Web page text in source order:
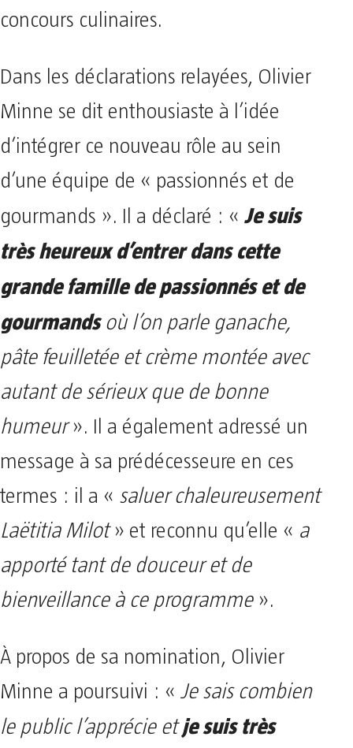
concours culinaires.
Dans les déclarations relayées, Olivier
Minne se dit enthousiaste à l’idée
d’intégrer ce nouveau rôle au sein
d’une équipe de « passionnés et de
gourmands ». Il a déclaré : « Je suis
très heureux d’entrer dans cette
grande famille de passionnés et de
gourmandsoù l’on parle ganache,
pâte feuilletée et crème montée avec
autant de sérieux que de bonne
humeur». Il a également adressé un
message à sa prédécesseure en ces
termes : il a « saluer chaleureusement
Laëtitia Milot» et reconnu qu’elle « a
apporté tant de douceur et de
bienveillance à ce programme».
À propos de sa nomination, Olivier
Minne a poursuivi : « Je sais combien
le public l’apprécie etje suis très